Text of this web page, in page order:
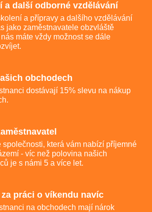
a další odborné vzdělávání
a přípravy a dalšího vzdělávání
jako zaměstnavatele obzvláště
máte vždy možnost se dále
obchodech
dostávají 15% slevu na nákup
společnosti, která vám nabízí příjemné
- víc než polovina našich
je s námi 5 a více let.
práci o víkendu navíc
na obchodech mají nárok